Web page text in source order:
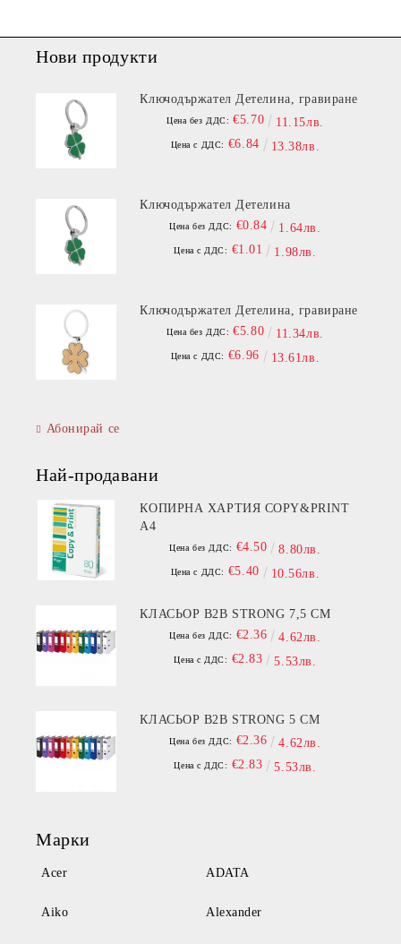
Нови продукти
Ключодържател Детелина, гравиране
Цена без ДДС: €5.70 11.15лв.
Цена с ДДС: €6.84 13.38лв.
Ключодържател Детелина
Цена без ДДС: €0.84 1.64лв.
Цена с ДДС: €1.01 1.98лв.
Ключодържател Детелина, гравиране
Цена без ДДС: €5.80 11.34лв.
Цена с ДДС: €6.96 13.61лв.
Абонирай се
Най-продавани
КОПИРНА ХАРТИЯ COPY&PRINT
A4
Цена без ДДС: €4.50 8.80лв.
Цена с ДДС: €5.40 10.56лв.
КЛАСЬОР B2B STRONG 7,5 СМ
Цена без ДДС: €2.36 4.62лв.
Цена с ДДС: €2.83 5.53лв.
КЛАСЬОР B2B STRONG 5 СМ
Цена без ДДС: €2.36 4.62лв.
Цена с ДДС: €2.83 5.53лв.
Марки
Acer ADATA
Aiko Alexander